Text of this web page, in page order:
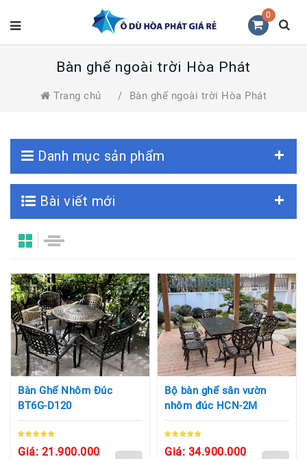
0
Bàn ghế ngoài trời Hòa Phát
Trang chủ / Bàn ghế ngoài trời Hòa Phát
Danh mục sản phẩm
Bài viết mới
Bàn Ghế Nhôm Đúc
BT6G-D120
Giá: 21.900.000
Bộ bàn ghế sân vườn
nhôm đúc HCN-2M
Giá: 34.900.000